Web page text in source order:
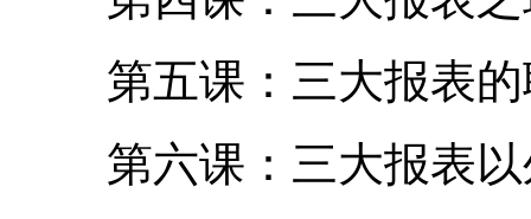
第五课：三大报表
第六课：三大报表